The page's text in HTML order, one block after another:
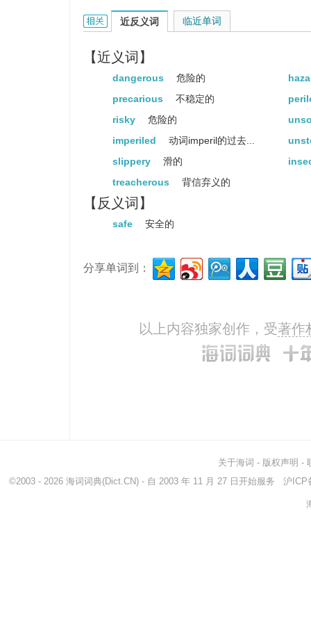
unsafe的相关资料：
近反义词
【近义词】
dangerous 危险的
precarious
不稳定的
risky
危险的
imperiled
动词imperil的过去...
slippery
滑的
treacherous
背信弃义的
【反义词】
safe 安全的
临近单词
分享单词到：
以上内容独家创作，受著作
关于海词 - 版权声明 -
©2003 - 2026 海词词典(Dict.CN) - 自 2003 年 11 月 27 日开始服务 沪ICP